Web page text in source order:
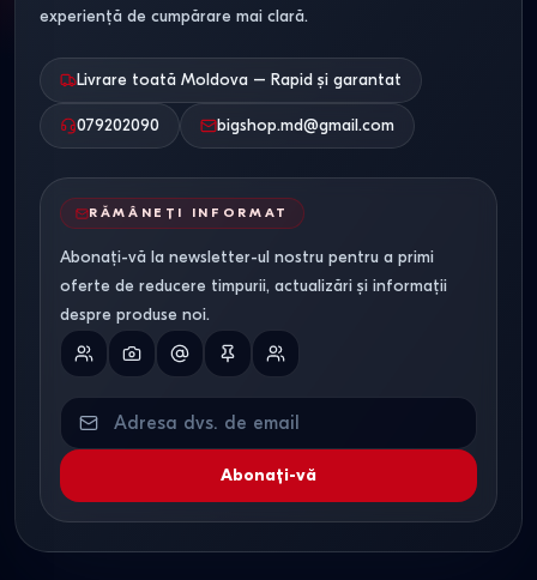
experiență de cumpărare mai clară.
Livrare toată Moldova – Rapid și garantat
079202090 bigshop.md@gmail.com
RĂMÂNEȚI INFORMAT
Abonați-vă la newsletter-ul nostru pentru a primi
oferte de reducere timpurii, actualizări și informații
despre produse noi.
Abonați-vă